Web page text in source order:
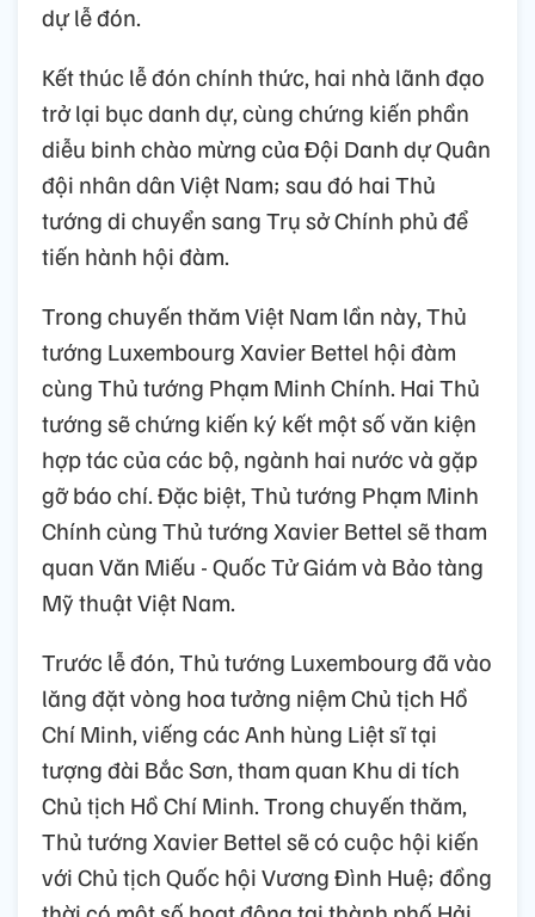
dự lễ đón.
Kết thúc lễ đón chính thức, hai nhà lãnh đạo
trở lại bục danh dự, cùng chứng kiến phần
diễu binh chào mừng của Đội Danh dự Quân
đội nhân dân Việt Nam; sau đó hai Thủ
tướng di chuyển sang Trụ sở Chính phủ để
tiến hành hội đàm.
Trong chuyến thăm Việt Nam lần này, Thủ
tướng Luxembourg Xavier Bettel hội đàm
cùng Thủ tướng Phạm Minh Chính. Hai Thủ
tướng sẽ chứng kiến ký kết một số văn kiện
hợp tác của các bộ, ngành hai nước và gặp
gỡ báo chí. Đặc biệt, Thủ tướng Phạm Minh
Chính cùng Thủ tướng Xavier Bettel sẽ tham
quan Văn Miếu - Quốc Tử Giám và Bảo tàng
Mỹ thuật Việt Nam.
Trước lễ đón, Thủ tướng Luxembourg đã vào
lăng đặt vòng hoa tưởng niệm Chủ tịch Hồ
Chí Minh, viếng các Anh hùng Liệt sĩ tại
tượng đài Bắc Sơn, tham quan Khu di tích
Chủ tịch Hồ Chí Minh. Trong chuyến thăm,
Thủ tướng Xavier Bettel sẽ có cuộc hội kiến
với Chủ tịch Quốc hội Vương Đình Huệ; đồng